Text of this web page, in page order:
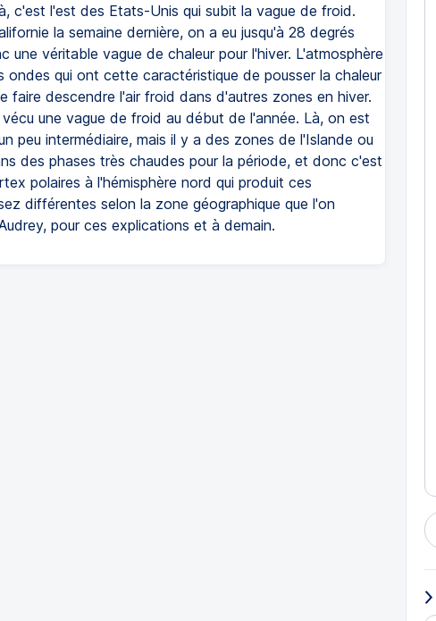
c'est l'est des Etats-Unis qui subit la vague de froid.
la semaine dernière, on a eu jusqu'à 28 degrés
une véritable vague de chaleur pour l'hiver. L'atmosphère
ondes qui ont cette caractéristique de pousser la chaleur
faire descendre l'air froid dans d'autres zones en hiver.
une vague de froid au début de l'année. Là, on est
peu intermédiaire, mais il y a des zones de l'Islande ou
des phases très chaudes pour la période, et donc c'est
polaires à l'hémisphère nord qui produit ces
différentes selon la zone géographique que l'on
pour ces explications et à demain.